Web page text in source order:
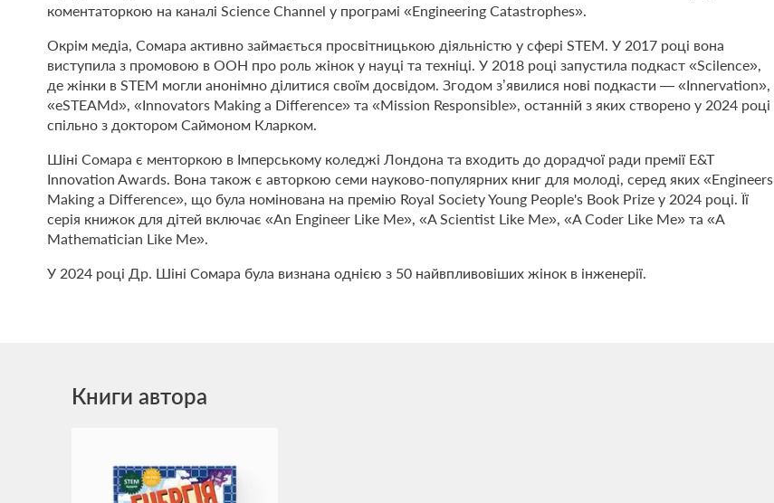
коментаторкою на каналі Science Channel у програмі «Engineering Catastrophes».
Окрім медіа, Сомара активно займається просвітницькою діяльністю у сфері STEM. У 2017 році вона
виступила з промовою в ООН про роль жінок у науці та техніці. У 2018 році запустила подкаст «Scilence»,
де жінки в STEM могли анонімно ділитися своїм досвідом. Згодом з’явилися нові подкасти — «Innervation»,
«eSTEAMd», «Innovators Making a Difference» та «Mission Responsible», останній з яких створено у 2024 році
спільно з доктором Саймоном Кларком.
Шіні Сомара є менторкою в Імперському коледжі Лондона та входить до дорадчої ради премії E&T
Innovation Awards. Вона також є авторкою семи науково-популярних книг для молоді, серед яких «Engineers
Making a Difference», що була номінована на премію Royal Society Young People's Book Prize у 2024 році. Її
серія книжок для дітей включає «An Engineer Like Me», «A Scientist Like Me», «A Coder Like Me» та «A
Mathematician Like Me».
У 2024 році Др. Шіні Сомара була визнана однією з 50 найвпливовіших жінок в інженерії.
Книги автора